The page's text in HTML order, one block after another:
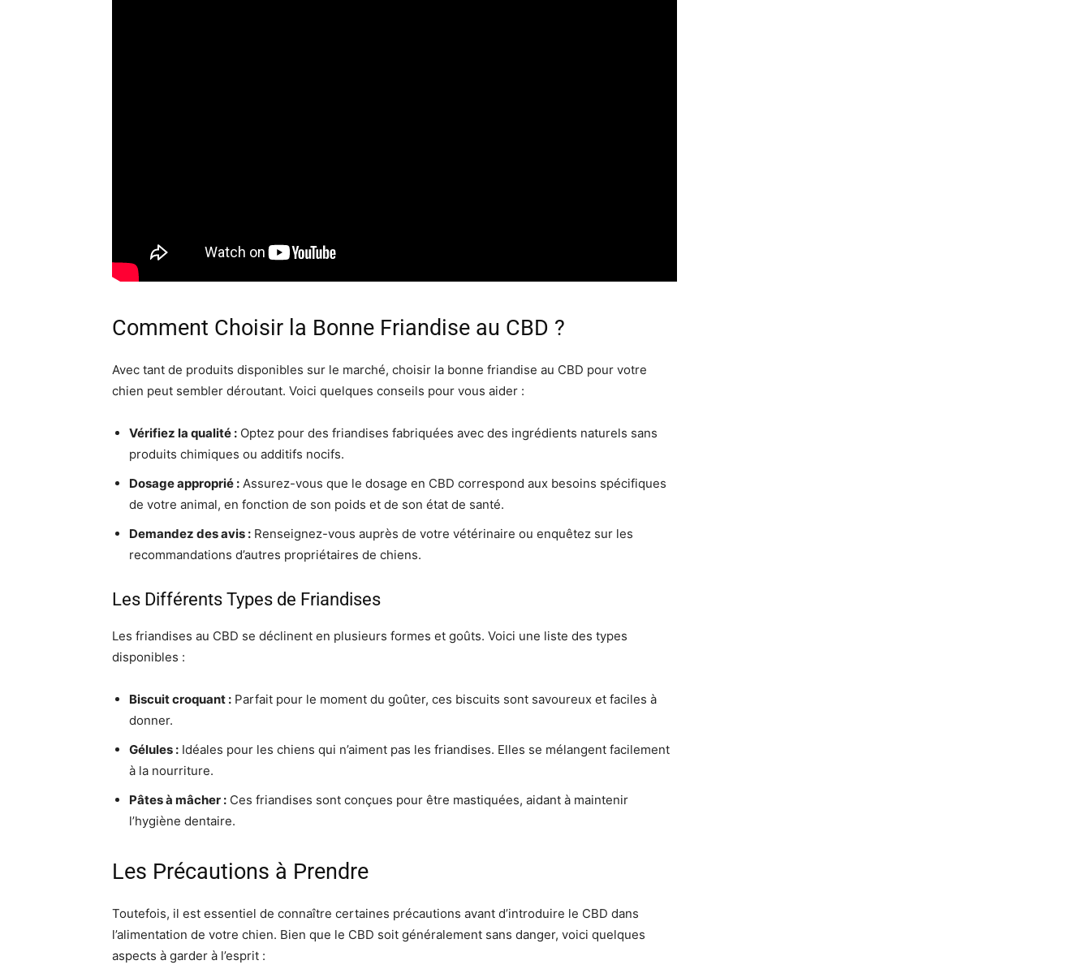
Comment Choisir la Bonne Friandise au CBD ?
Avec tant de produits disponibles sur le marché, choisir la bonne friandise au CBD pour votre
chien peut sembler déroutant. Voici quelques conseils pour vous aider :
Vérifiez la qualité : Optez pour des friandises fabriquées avec des ingrédients naturels sans
produits chimiques ou additifs nocifs.
Dosage approprié : Assurez-vous que le dosage en CBD correspond aux besoins spécifiques
de votre animal, en fonction de son poids et de son état de santé.
Demandez des avis : Renseignez-vous auprès de votre vétérinaire ou enquêtez sur les
recommandations d’autres propriétaires de chiens.
Les Différents Types de Friandises
Les friandises au CBD se déclinent en plusieurs formes et goûts. Voici une liste des types
disponibles :
Biscuit croquant : Parfait pour le moment du goûter, ces biscuits sont savoureux et faciles à
donner.
Gélules : Idéales pour les chiens qui n’aiment pas les friandises. Elles se mélangent facilement
à la nourriture.
Pâtes à mâcher : Ces friandises sont conçues pour être mastiquées, aidant à maintenir
l’hygiène dentaire.
Les Précautions à Prendre
Toutefois, il est essentiel de connaître certaines précautions avant d’introduire le CBD dans
l’alimentation de votre chien. Bien que le CBD soit généralement sans danger, voici quelques
aspects à garder à l’esprit :